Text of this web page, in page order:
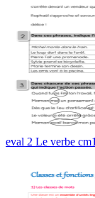
eval 2 Le verbe